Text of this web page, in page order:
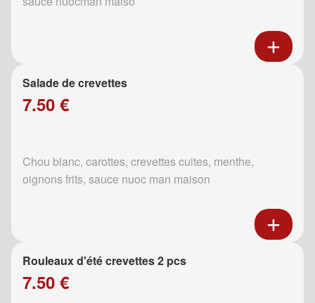
Salade de crevettes
7.50 €
Chou blanc, carottes, crevettes cuites, menthe,
oignons frits, sauce nuoc man maison
Rouleaux d'été crevettes 2 pcs
7.50 €